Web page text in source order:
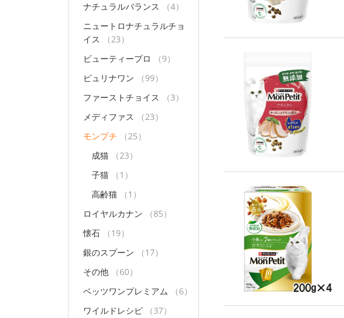
ナチュラルバランス
（4）
ニュートロナチュラルチョ
イス
（23）
ビューティープロ
（9）
ピュリナワン
（99）
ファーストチョイス
（3）
メディファス
（23）
モンプチ
（25）
成猫
（23）
子猫
（1）
高齢猫
（1）
ロイヤルカナン
（85）
懐石
（19）
銀のスプーン
（17）
その他
（60）
ベッツワンプレミアム
（6）
ワイルドレシピ
（37）